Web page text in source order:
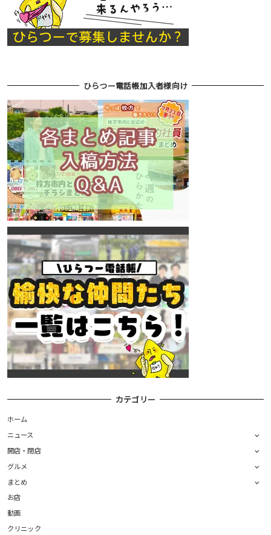
ひらつー電話帳加入者様向け
カテゴリー
ホーム
ニュース
開店・閉店
グルメ
まとめ
お店
動画
クリニック